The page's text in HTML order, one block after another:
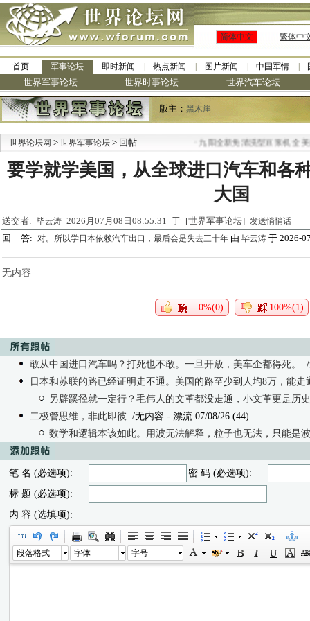
简体中文 繁体中
首页 军事论坛 即时新闻 热点新闻 图片新闻 中国军情
世界军事论坛 世界时事论坛 世界汽车论坛
版主： 黑木崖
世界论坛网 > 世界军事论坛 > 回帖 九阳全新免清洗型豆浆机 全美最
要学就学美国，从全球进口汽车和各
大国
送交者: 毕云涛 2026月07月08日08:55:31 于 [世界军事论坛] 发送悄悄话
回 答: 对。所以学日本依赖汽车出口，最后会是失去三十年 由 毕云涛 于 2026-
无内容
0%(0) 100%(1)
敢从中国进口汽车吗？打死也不敢。一旦开放，美车企都得死。
/
日本和苏联的路已经证明走不通。美国的路至少到人均8万，能走
另辟蹊径就一定行？毛伟人的文革都没走通，小文革更是历
二极管思维，非此即彼 /无内容 - 漂流 07/08/26 (44)
数学和逻辑本该如此。用波无法解释，粒子也无法，只能是
笔 名 (必选项):
密 码 (必选项):
标 题 (必选项):
内 容 (选填项):
段落格式 字体 字号